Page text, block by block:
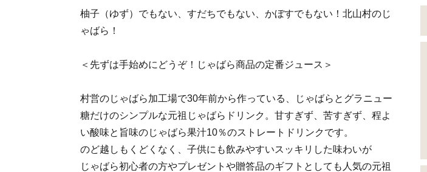
柚子（ゆず）でもない、すだちでもない、かぼすでもない！北山村のじ
ゃばら！
＜先ずは手始めにどうぞ！じゃばら商品の定番ジュース＞
村営のじゃばら加工場で30年前から作っている、じゃばらとグラニュー
糖だけのシンプルな元祖じゃばらドリンク。甘すぎず、苦すぎず、程よ
い酸味と旨味のじゃばら果汁10％のストレートドリンクです。
のど越しもくどくなく、子供にも飲みやすいスッキリした味わいが
じゃばら初心者の方やプレゼントや贈答品のギフトとしても人気の元祖